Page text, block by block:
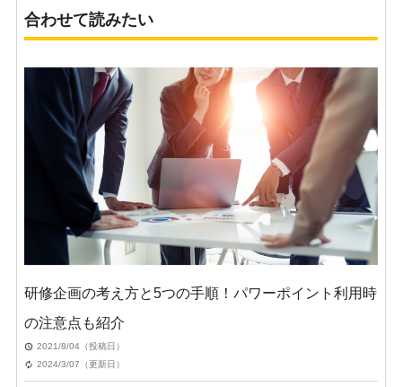
合わせて読みたい
研修企画の考え方と5つの手順！パワーポイント利用時
の注意点も紹介
2021/8/04（投稿日）
2024/3/07（更新日）